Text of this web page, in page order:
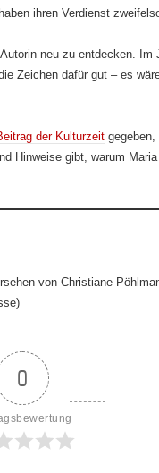
ihren Verdienst
neu zu entdecken. Im
Zeichen dafür gut – es
der Kulturzeit
Hinweise gibt, warum
von Christiane
0